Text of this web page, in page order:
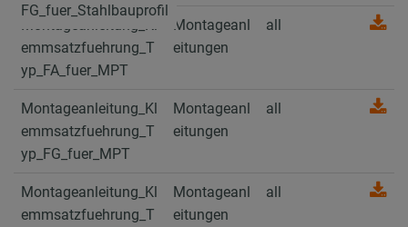
Montageanleitung_Kl
emmsatzfuehrung_T
yp_FA_fuer_MPT
Montageanl
eitungen
all
Montageanleitung_Kl
emmsatzfuehrung_T
yp_FG_fuer_MPT
Montageanl
eitungen
all
Montageanleitung_Kl
emmsatzfuehrung_T
Montageanl
eitungen
all
FG_fuer_Stahlbauprofil